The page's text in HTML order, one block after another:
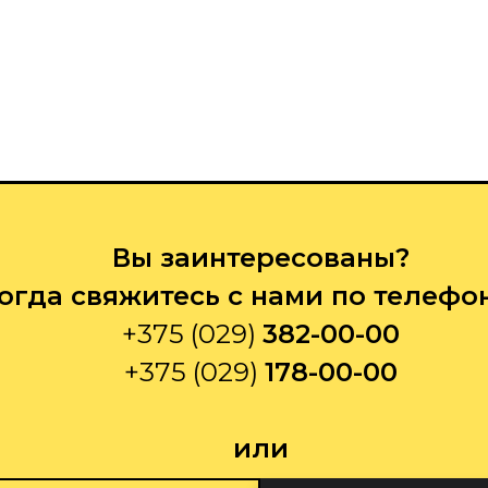
Вы заинтересованы?
свяжитесь с нами по
+375 (029) 382-00-00
+375 (029) 178-00-00
или